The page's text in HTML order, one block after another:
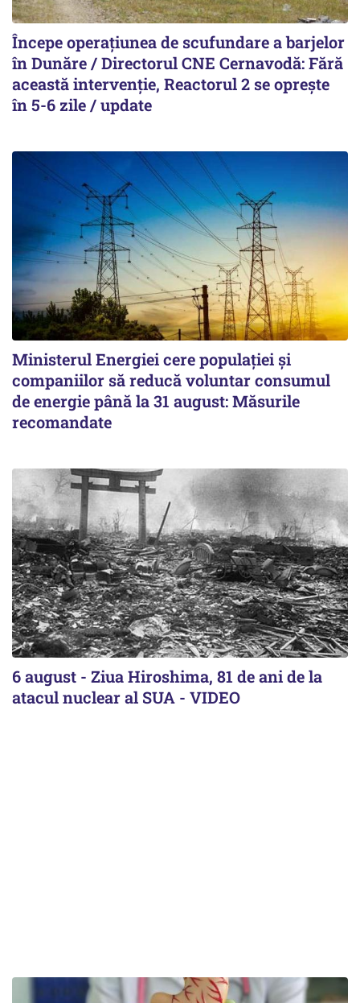
Începe operațiunea de scufundare a barjelor
în Dunăre / Directorul CNE Cernavodă: Fără
această intervenție, Reactorul 2 se oprește
în 5-6 zile / update
Ministerul Energiei cere populației și
companiilor să reducă voluntar consumul
de energie până la 31 august: Măsurile
recomandate
6 august - Ziua Hiroshima, 81 de ani de la
atacul nuclear al SUA - VIDEO